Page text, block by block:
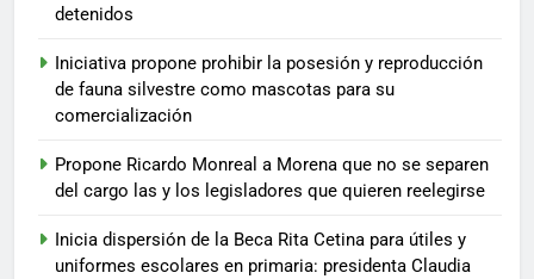
detenidos
Iniciativa propone prohibir la posesión y reproducción
de fauna silvestre como mascotas para su
comercialización
Propone Ricardo Monreal a Morena que no se separen
del cargo las y los legisladores que quieren reelegirse
Inicia dispersión de la Beca Rita Cetina para útiles y
uniformes escolares en primaria: presidenta Claudia